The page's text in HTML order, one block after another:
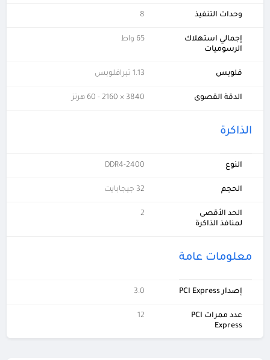
وحدات التنفيذ 8
إجمالي استهلاك
الرسوميات
65 واط
فلوبس 1.13 تيرافلوبس
الدقة القصوى 3840 × 2160 - 60 هرتز
الذاكرة
النوع DDR4-2400
الحجم 32 جيجابايت
الحد الأقصى
لمنافذ الذاكرة
2
معلومات عامة
إصدار PCI Express 3.0
عدد ممرات PCI
Express
12